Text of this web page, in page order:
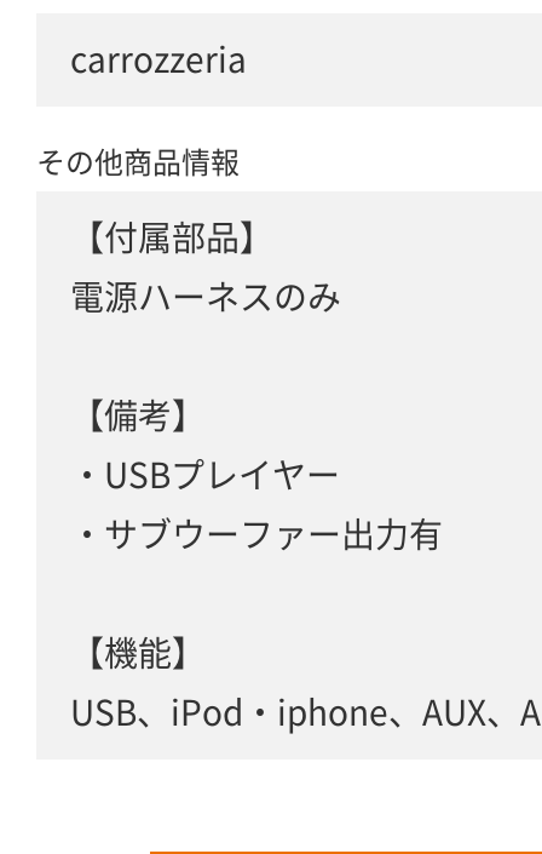
carrozzeria
その他商品情報
【付属部品】
電源ハーネスのみ
【備考】
・USBプレイヤー
・サブウーファー出力有
【機能】
USB、iPod・iphone、AUX、